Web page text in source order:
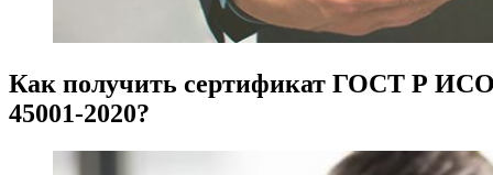
Как получить сертификат ГОСТ Р
45001-2020?